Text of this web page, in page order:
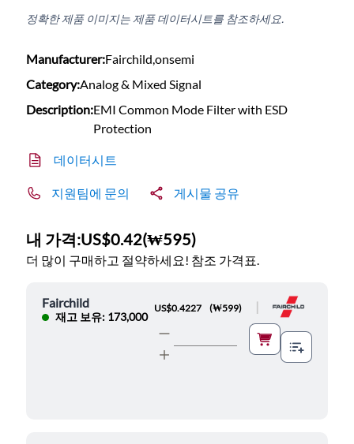
정확한 제품 이미지는 제품 데이터시트를 참조하세요.
Manufacturer:Fairchild,onsemi
Category:Analog & Mixed Signal
Description:EMI Common Mode Filter with ESD
Protection
데이터시트
지원팀에 문의 게시물 공유
내 가격:US$0.42(₩595)
더 많이 구매하고 절약하세요! 참조 가격표.
Fairchild
재고 보유: 173,000
US$0.4227 (₩599)